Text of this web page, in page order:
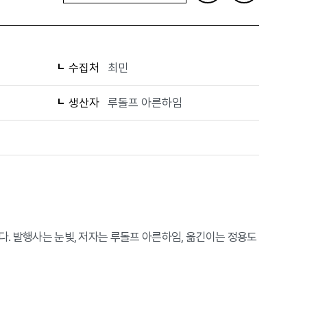
수집처 최민
생산자 루돌프 아른하임
. 발행사는 눈빛, 저자는 루돌프 아른하임, 옮긴이는 정용도